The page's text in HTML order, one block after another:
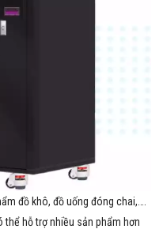
đồ khô, đồ uống đóng chai,….
hỗ trợ nhiều sản phẩm hơn